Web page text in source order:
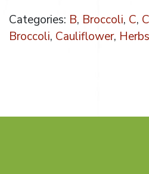
Categories: B, Broccoli, C,
Broccoli, Cauliflower, Herbs